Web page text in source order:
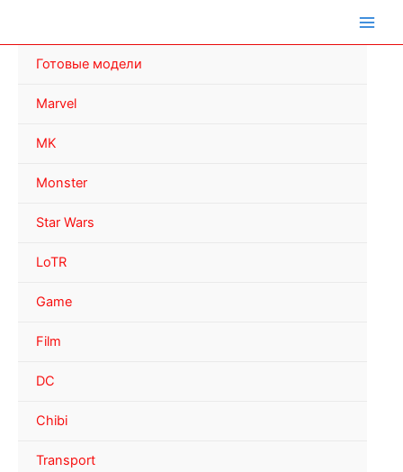
Готовые модели
Marvel
MK
Monster
Star Wars
LoTR
Game
Film
DC
Chibi
Transport